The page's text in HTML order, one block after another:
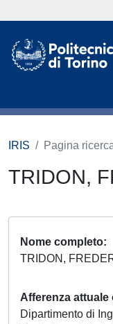
IRIS Pagina
TRIDON,
Nome completo
TRIDON,
Afferenza
Dipartimento di